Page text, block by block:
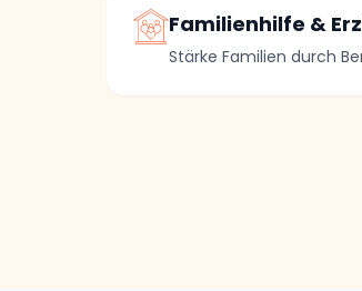
Familienhilfe &
Stärke Familien durch